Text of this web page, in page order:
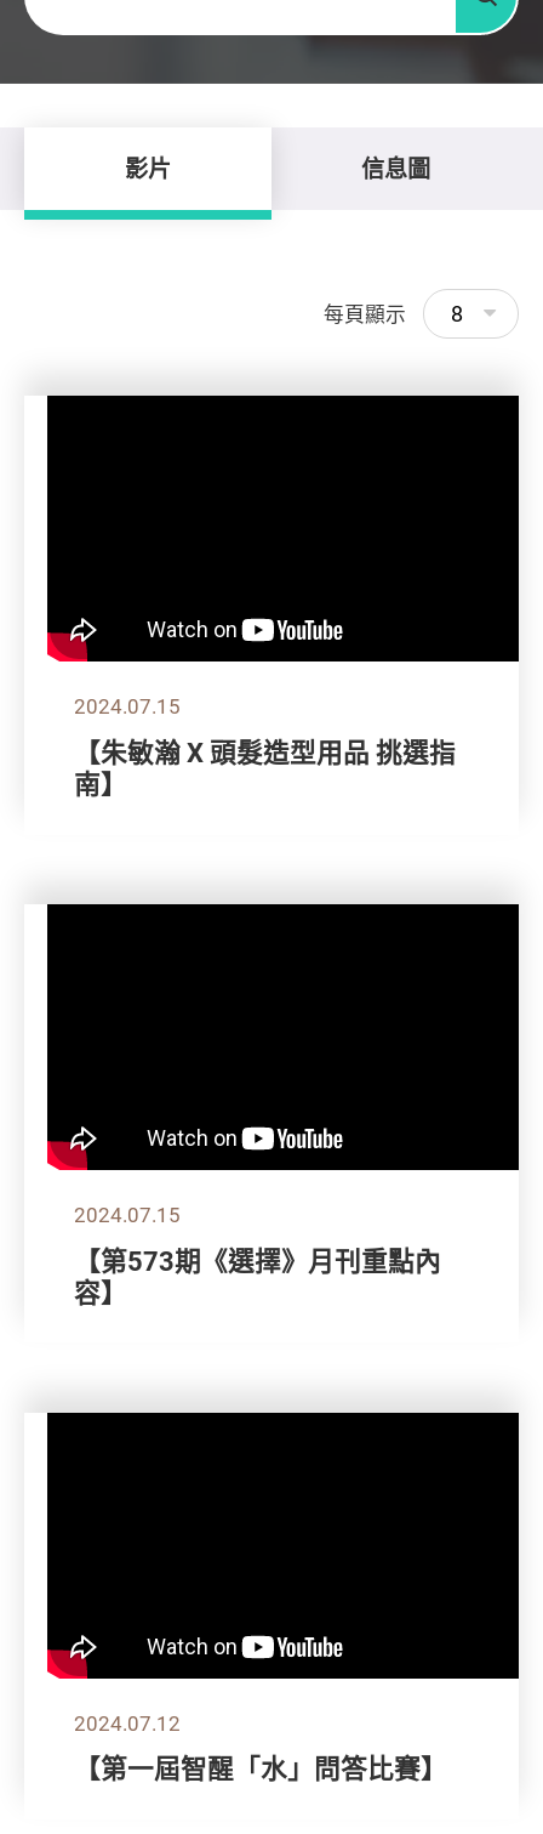
搜尋
影片 信息圖
每頁顯示 8
2024.07.15
【朱敏瀚 X 頭髮造型用品 挑選指
南】
2024.07.15
【第573期《選擇》月刊重點內
容】
2024.07.12
【第一屆智醒「水」問答比賽】